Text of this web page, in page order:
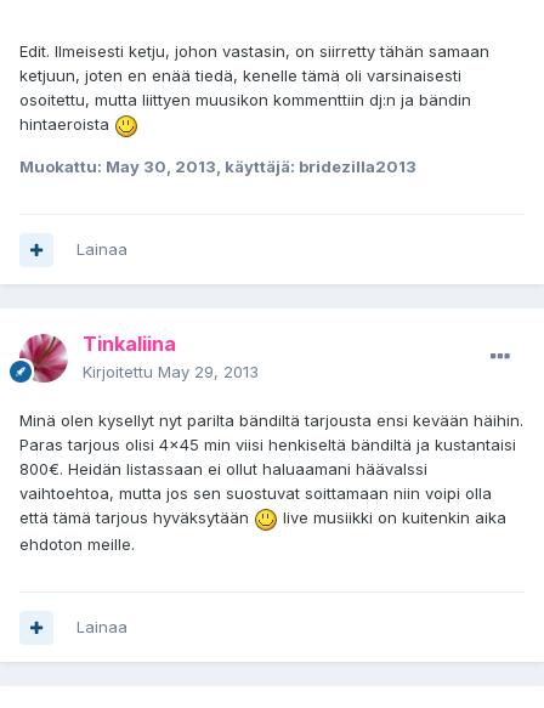
Edit. Ilmeisesti ketju, johon vastasin, on siirretty tähän samaan
ketjuun, joten en enää tiedä, kenelle tämä oli varsinaisesti
osoitettu, mutta liittyen muusikon kommenttiin dj:n ja bändin
hintaeroista
Muokattu: May 30, 2013 , käyttäjä: bridezilla2013
Lainaa
Tinkaliina
Kirjoitettu May 29, 2013
Minä olen kysellyt nyt parilta bändiltä tarjousta ensi kevään häihin.
Paras tarjous olisi 4x45 min viisi henkiseltä bändiltä ja kustantaisi
800€. Heidän listassaan ei ollut haluaamani häävalssi
vaihtoehtoa, mutta jos sen suostuvat soittamaan niin voipi olla
että tämä tarjous hyväksytään
live musiikki on kuitenkin aika
ehdoton meille.
Lainaa